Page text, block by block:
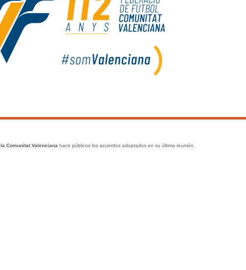
Comunitat Valencianahace públicos los acuerdos adoptados en su última reunión.